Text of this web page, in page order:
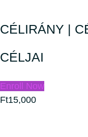
CÉLIRÁNY |
CÉLJAI
Enroll Now
Ft15,000